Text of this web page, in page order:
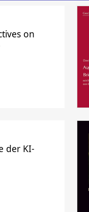
on
der KI-